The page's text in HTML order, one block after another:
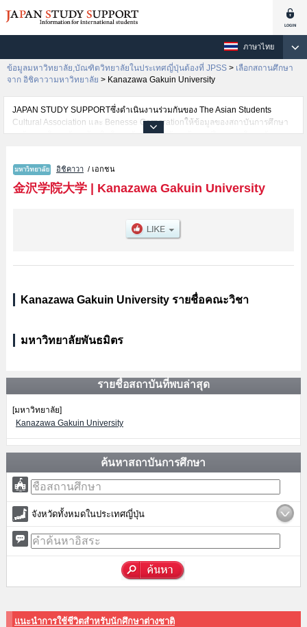
ภาษาไทย
ข้อมูลมหาวิทยาลัย,บัณฑิตวิทยาลัยในประเทศญี่ปุ่นต้องที่ JPSS > เลือกสถานศึกษา
จาก อิชิคาวามหาวิทยาลัย > Kanazawa Gakuin University
JAPAN STUDY SUPPORTซึ่งดำเนินงานร่วมกันของ The Asian Students
Cultural Association และ Benesse Corporationให้ข้อมูลของสถาบันการศึกษา
ระดับมหาวิทยาลัย・บัณฑิตวิทยาลัย・วิทยาลัยระดับอนุปริญญา・วิทยาลัย
นักศึกษาต่างชาติเช่นข้อมูลของแต่ละคณะ,ข้อมูลการสอบคัดเลือกเข้าศึกษาเช่น
จำนวนคนที่รับสมัครหรือจำนวนคนที่ผ่านการสอบคัดเลือกเป็นต้น,แนะนำสถาน
ที่,การเดินทางเป็นต้นไว้ด้วยดังนั้นขอเชิญใช้บริการค้นหาข้อมูลตามอัธยาศัย
อิชิคาวา / เอกชน
金沢学院大学| Kanazawa Gakuin University
Kanazawa Gakuin University รายชื่อคณะวิชา
มหาวิทยาลัยพันธมิตร
รายชื่อสถาบันที่พบล่าสุด
[มหาวิทยาลัย]
Kanazawa Gakuin University
ค้นหาสถาบันการศึกษา
จังหวัดทั้งหมดในประเทศญี่ปุ่น
แนะนำการใช้ชีวิตสำหรับนักศึกษาต่างชาติ